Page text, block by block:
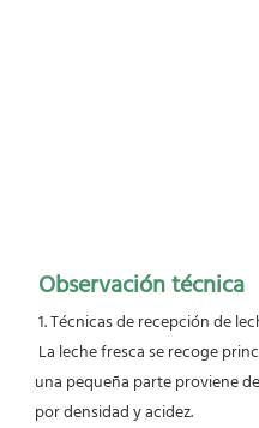
Observación técnica
1. Técnicas de recepción de
una pequeña parte proviene
por densidad y acidez.